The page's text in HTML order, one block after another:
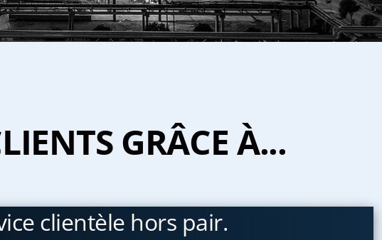
GRÂCE À...
clientèle hors pair.